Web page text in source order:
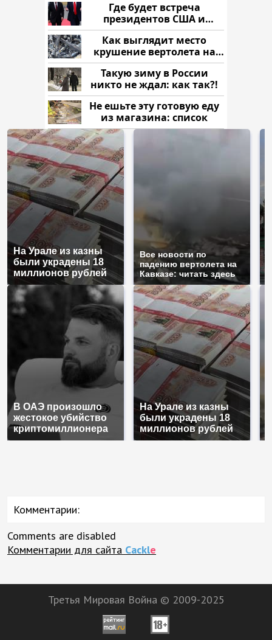
Где будет встреча
президентов США и
России: Европа?
Как выглядит место
крушение вертолета на
Кавказе: смотреть
Такую зиму в России
никто не ждал: как так?!
Не ешьте эту готовую еду
из магазина: список
На Урале из казны
были украдены 18
миллионов рублей
Все новости по
падению вертолета на
Кавказе: читать здесь
В ОАЭ произошло
жестокое убийство
криптомиллионера
На Урале из казны
были украдены 18
миллионов рублей
Комментарии:
Comments are disabled
Комментарии для сайта Cackle
Третья Мировая Война © 2009-2025